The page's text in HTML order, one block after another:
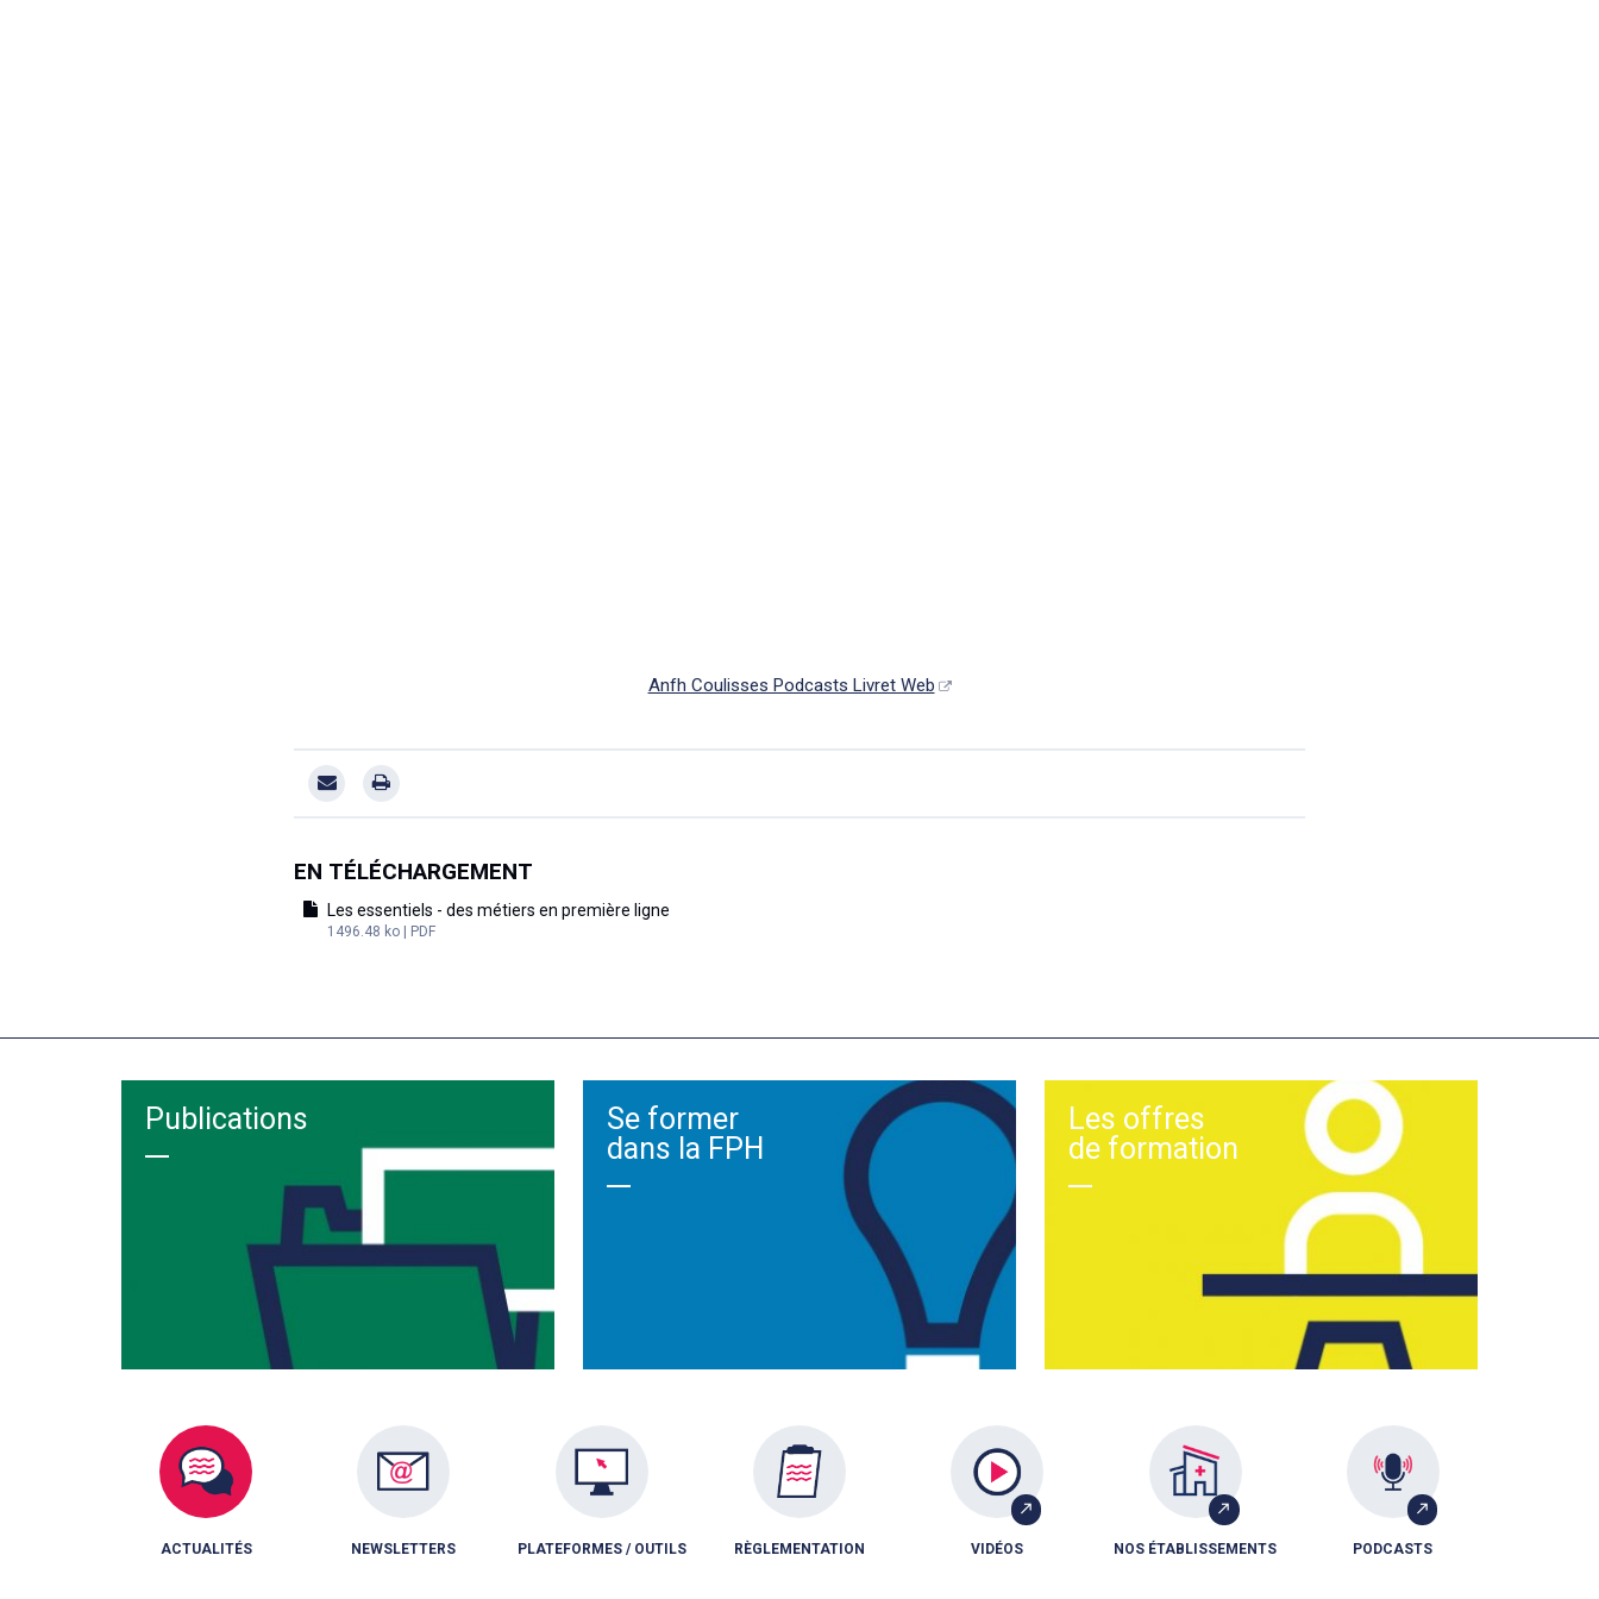
Anfh Coulisses Podcasts Livret Web
EN TÉLÉCHARGEMENT
Les essentiels - des métiers en première ligne
1496.48 ko | PDF
Publications
Se former
dans la FPH
Les offres
de formation
ACTUALITÉS NEWSLETTERS PLATEFORMES / OUTILS RÈGLEMENTATION VIDÉOS NOS ÉTABLISSEMENTS PODCASTS